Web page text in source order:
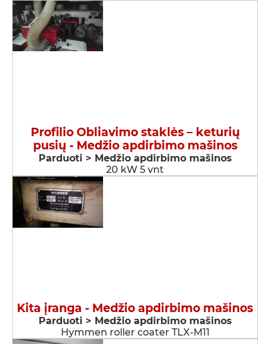
Profilio Obliavimo staklės – keturių
pusių - Medžio apdirbimo mašinos
Parduoti > Medžio apdirbimo mašinos
20 kW 5 vnt
Kita įranga - Medžio apdirbimo mašinos
Parduoti > Medžio apdirbimo mašinos
Hymmen roller coater TLX-M11